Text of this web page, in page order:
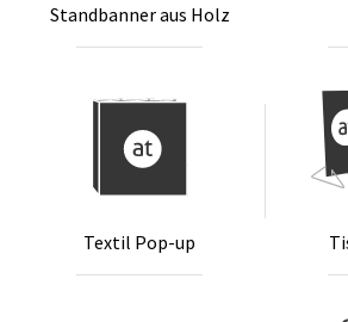
Stand­ban­ner aus Holz
Tex­til Pop-up